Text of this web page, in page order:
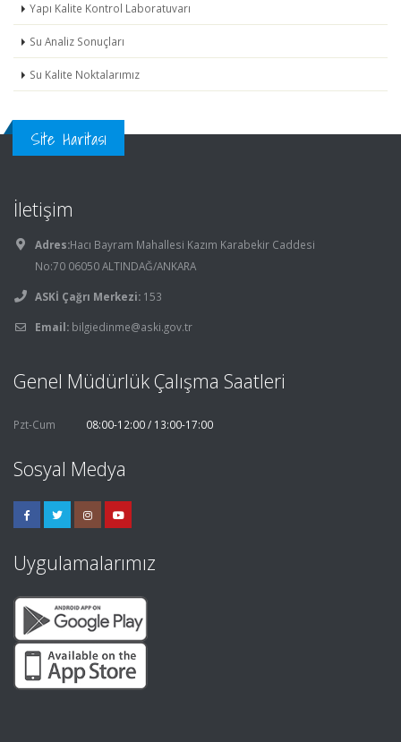
Yapı Kalite Kontrol Laboratuvarı
Su Analiz Sonuçları
Su Kalite Noktalarımız
Site Haritası
İletişim
Adres:Hacı Bayram Mahallesi Kazım Karabekir Caddesi
No:70 06050 ALTINDAĞ/ANKARA
ASKİ Çağrı Merkezi: 153
Email: bilgiedinme@aski.gov.tr
Genel Müdürlük Çalışma Saatleri
Pzt-Cum 08:00-12:00 / 13:00-17:00
Sosyal Medya
Uygulamalarımız